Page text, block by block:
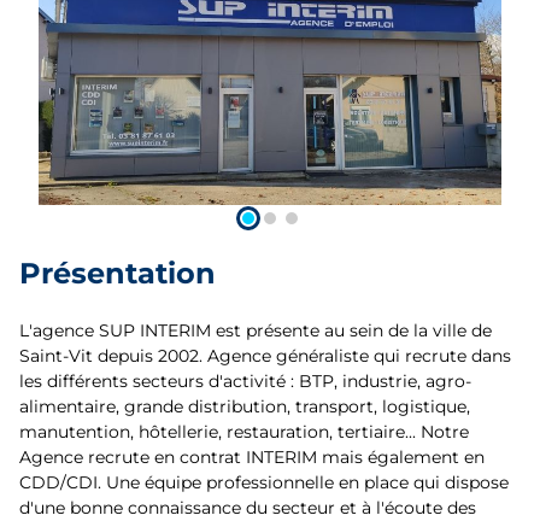
Présentation
L'agence SUP INTERIM est présente au sein de la ville de
Saint-Vit depuis 2002. Agence généraliste qui recrute dans
les différents secteurs d'activité : BTP, industrie, agro-
alimentaire, grande distribution, transport, logistique,
manutention, hôtellerie, restauration, tertiaire... Notre
Agence recrute en contrat INTERIM mais également en
CDD/CDI. Une équipe professionnelle en place qui dispose
d'une bonne connaissance du secteur et à l'écoute des